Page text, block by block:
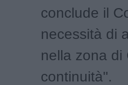
conclude il
necessità di
nella zona di
continuità".